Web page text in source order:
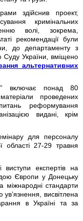
здійснив проект,
кримінальних
волі, зокрема,
рекомендації були
до департаменту з
Суду України, вміщено
альтернативних
включає понад 80
проведених
реформування
видані, крім
для персоналу
області 27-29 травня
виступи експертів на
Європи у Донецьку
міжнародні стандарти
висвітлена
в Україні та за